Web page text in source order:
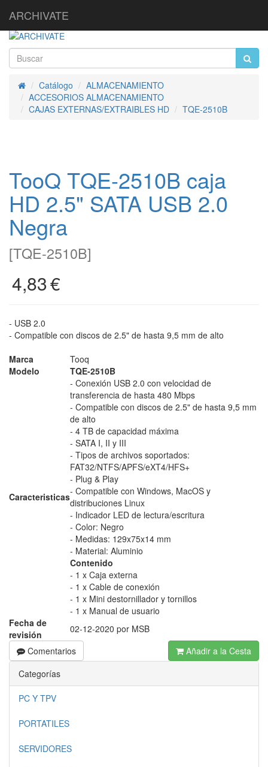
ARCHIVATE
InicioCatálogo
ALMACENAMIENTO
ACCESORIOS ALMACENAMIENTO
CAJAS EXTERNAS/EXTRAIBLES HD
TQE-2510B
TooQ TQE-2510B caja
HD 2.5" SATA USB 2.0
Negra
[TQE-2510B]
4,83€
- USB 2.0
- Compatible con discos de 2.5" de hasta 9,5 mm de alto
Marca
Tooq
Modelo
TQE-2510B
Caracteristicas
- Conexión USB 2.0 con velocidad de
transferencia de hasta 480 Mbps
- Compatible con discos de 2.5" de hasta 9,5 mm
de alto
- 4 TB de capacidad máxima
- SATA I, II y III
- Tipos de archivos soportados:
FAT32/NTFS/APFS/eXT4/HFS+
- Plug & Play
- Compatible con Windows, MacOS y
distribuciones Linux
- Indicador LED de lectura/escritura
- Color: Negro
- Medidas: 129x75x14 mm
- Material: Aluminio
Contenido
- 1 x Caja externa
- 1 x Cable de conexión
- 1 x Mini destornillador y tornillos
- 1 x Manual de usuario
Fecha de
revisión
02-12-2020 por MSB
Comentarios
Añadir a la Cesta
Categorías
PC Y TPV
PORTATILES
SERVIDORES